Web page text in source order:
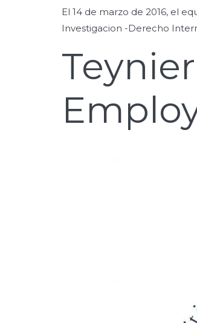
El 14 de marzo de 2016, el
Investigacion -Derecho